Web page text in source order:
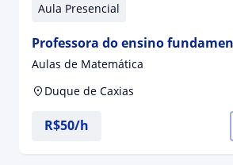
Aula Presencial
Professora do ensino
Aulas de Matemática
Duque de Caxias
R$50/h